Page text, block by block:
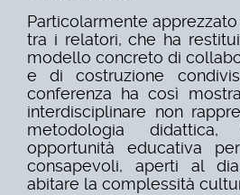
Particolarmente
tra i relatori, che ha
modello concreto di
e di costruzione
conferenza ha così
interdisciplinare non
metodologia
opportunità educativa
consapevoli, aperti al
abitare la complessità